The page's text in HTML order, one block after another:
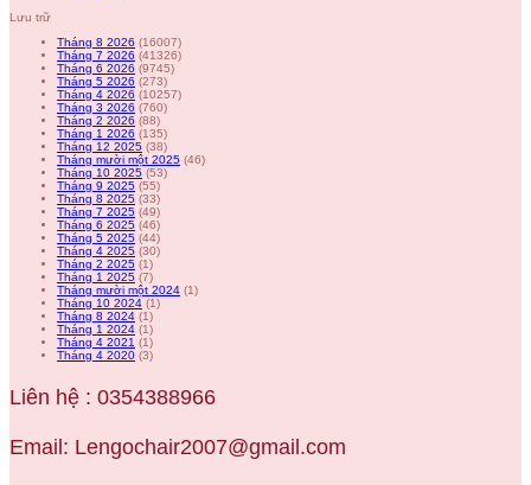
Lưu trữ
Tháng 8 2026 (16007)
Tháng 7 2026 (41326)
Tháng 6 2026 (9745)
Tháng 5 2026 (273)
Tháng 4 2026 (10257)
Tháng 3 2026 (760)
Tháng 2 2026 (88)
Tháng 1 2026 (135)
Tháng 12 2025 (38)
Tháng mười một 2025 (46)
Tháng 10 2025 (53)
Tháng 9 2025 (55)
Tháng 8 2025 (33)
Tháng 7 2025 (49)
Tháng 6 2025 (46)
Tháng 5 2025 (44)
Tháng 4 2025 (30)
Tháng 2 2025 (1)
Tháng 1 2025 (7)
Tháng mười một 2024 (1)
Tháng 10 2024 (1)
Tháng 8 2024 (1)
Tháng 1 2024 (1)
Tháng 4 2021 (1)
Tháng 4 2020 (3)
Liên hệ : 0354388966
Email: Lengochair2007@gmail.com